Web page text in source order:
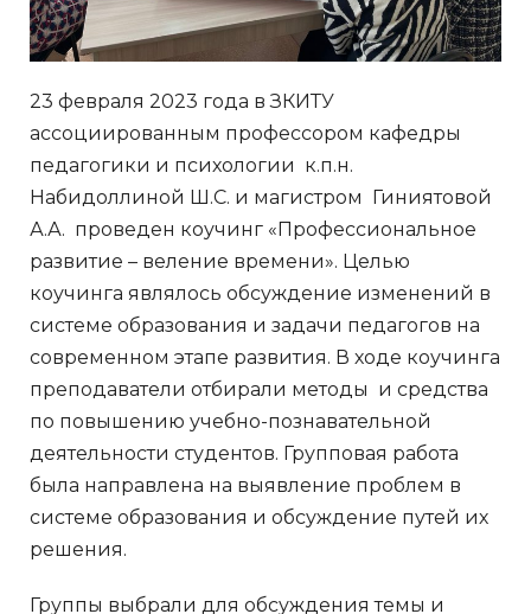
23 февраля 2023 года в ЗКИТУ
ассоциированным профессором кафедры
педагогики и психологии к.п.н.
Набидоллиной Ш.С. и магистром Гиниятовой
А.А. проведен коучинг «Профессиональное
развитие – веление времени». Целью
коучинга являлось обсуждение изменений в
системе образования и задачи педагогов на
современном этапе развития. В ходе коучинга
преподаватели отбирали методы и средства
по повышению учебно-познавательной
деятельности студентов. Групповая работа
была направлена на выявление проблем в
системе образования и обсуждение путей их
решения.
Группы выбрали для обсуждения темы и